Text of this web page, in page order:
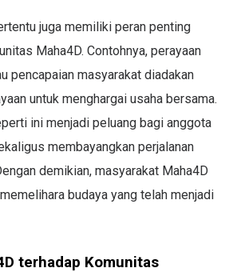
juga memiliki peran penting
Maha4D. Contohnya, perayaan
pencapaian masyarakat diadakan
untuk menghargai usaha bersama.
ini menjadi peluang bagi anggota
membayangkan perjalanan
demikian, masyarakat Maha4D
budaya yang telah menjadi
terhadap Komunitas